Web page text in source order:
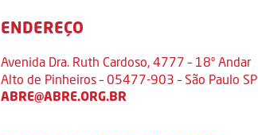
ENDEREÇO
Avenida Dra. Ruth Cardoso, 4777 – 18º Andar
Alto de Pinheiros – 05477-903 – São Paulo SP
ABRE@ABRE.ORG.BR